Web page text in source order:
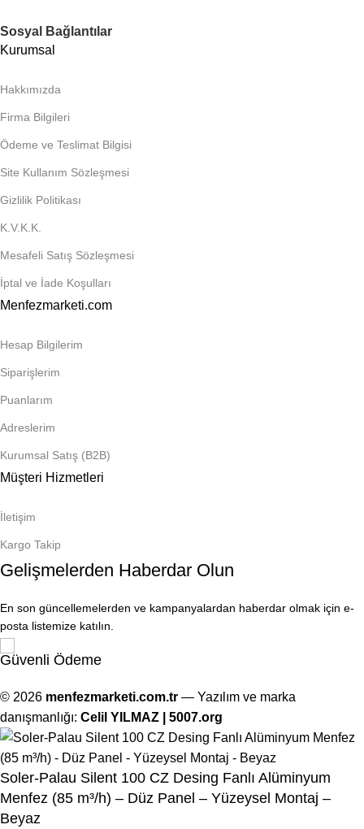
Sosyal Bağlantılar
Kurumsal
Hakkımızda
Firma Bilgileri
Ödeme ve Teslimat Bilgisi
Site Kullanım Sözleşmesi
Gizlilik Politikası
K.V.K.K.
Mesafeli Satış Sözleşmesi
İptal ve İade Koşulları
Menfezmarketi.com
Hesap Bilgilerim
Siparişlerim
Puanlarım
Adreslerim
Kurumsal Satış (B2B)
Müşteri Hizmetleri
İletişim
Kargo Takip
Gelişmelerden Haberdar Olun
En son güncellemelerden ve kampanyalardan haberdar olmak için e-
posta listemize katılın.
Güvenli Ödeme
© 2026 menfezmarketi.com.tr — Yazılım ve marka
danışmanlığı: Celil YILMAZ | 5007.org
Soler-Palau Silent 100 CZ Desing Fanlı Alüminyum
Menfez (85 m³/h) – Düz Panel – Yüzeysel Montaj –
Beyaz